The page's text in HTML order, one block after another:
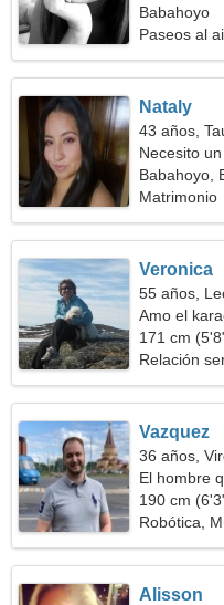
Babahoyo
Paseos al
Nataly
43 años,
Necesito
Babahoyo,
Matrimonio
Veronica
55 años,
Amo el
171 cm
Relación
Vazquez
36 años,
El hombre
190 cm
Robótica,
Alisson